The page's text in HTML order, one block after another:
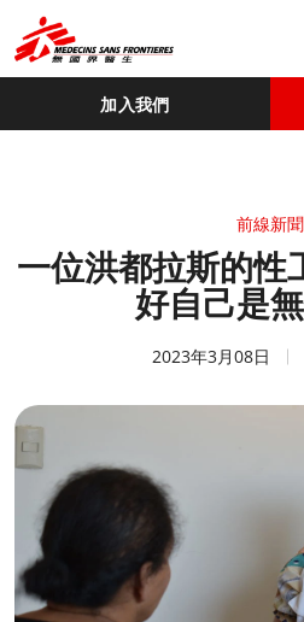
加入我們
前線新聞
一位洪都拉斯的性
好自己是無
2023年3月08日